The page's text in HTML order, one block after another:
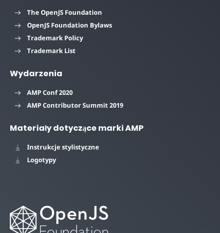
The OpenJS Foundation
OpenJS Foundation Bylaws
Trademark Policy
Trademark List
Wydarzenia
AMP Conf 2020
AMP Contributor Summit 2019
Materiały dotyczące marki AMP
Instrukcje stylistyczne
Logotypy